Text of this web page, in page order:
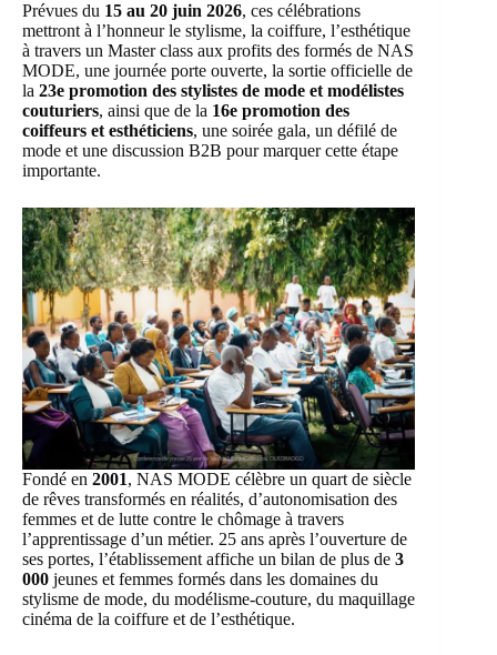
Prévues du 15 au 20 juin 2026, ces célébrations
mettront à l’honneur le stylisme, la coiffure, l’esthétique
à travers un Master class aux profits des formés de NAS
MODE, une journée porte ouverte, la sortie officielle de
la 23e promotion des stylistes de mode et modélistes
couturiers, ainsi que de la 16e promotion des
coiffeurs et esthéticiens, une soirée gala, un défilé de
mode et une discussion B2B pour marquer cette étape
importante.
Fondé en 2001, NAS MODE célèbre un quart de siècle
de rêves transformés en réalités, d’autonomisation des
femmes et de lutte contre le chômage à travers
l’apprentissage d’un métier. 25 ans après l’ouverture de
ses portes, l’établissement affiche un bilan de plus de 3
000 jeunes et femmes formés dans les domaines du
stylisme de mode, du modélisme-couture, du maquillage
cinéma de la coiffure et de l’esthétique.